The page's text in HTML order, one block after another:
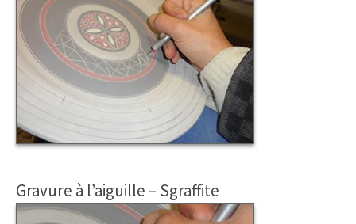
Gravure à l’aiguille – Sgraffite